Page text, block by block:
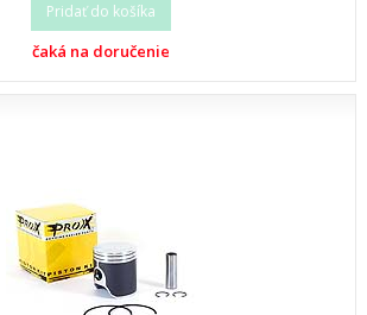
Pridať do košíka
čaká na doručenie